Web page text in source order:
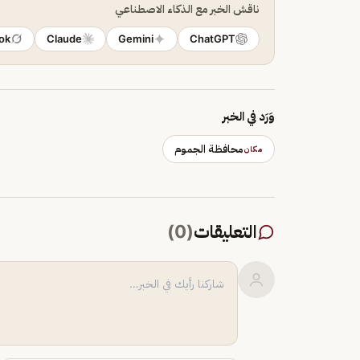
ناقش الخبر مع الذكاء الاصطناعي
ChatGPT
Gemini
Claude
وَرَد في الخبر
مكانمحافظة الجموم
التعليقات(
0
)